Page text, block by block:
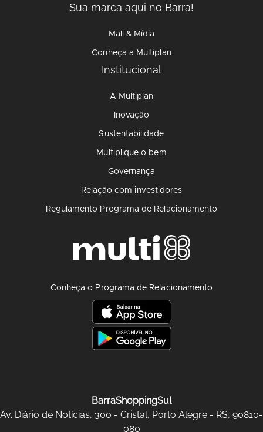
Sua marca aqui no Barra!
Mall & Mídia
Conheça a Multiplan
Institucional
A Multiplan
Inovação
Sustentabilidade
Multiplique o bem
Governança
Relação com investidores
Regulamento Programa de Relacionamento
Conheça o Programa de Relacionamento
BarraShoppingSul
Av. Diário de Notícias, 300 - Cristal, Porto Alegre - RS, 90810-
080